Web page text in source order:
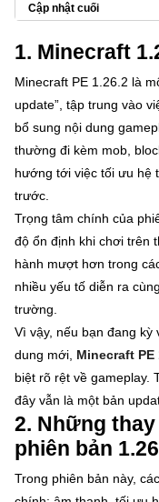
Cập nhật cuối
1. Minecraft
Minecraft PE 1.26.2 là
update”, tập trung vào
bổ sung nội dung
thường đi kèm mob,
hướng tới việc tối ưu hệ
trước.
Trọng tâm chính của
độ ổn định khi chơi trên
hành mượt hơn trong
nhiều yếu tố diễn ra
trường.
Vì vậy, nếu bạn đang
dung mới, Minecraft PE
biệt rõ rệt về gameplay.
đây vẫn là một bản
2. Những
phiên bản
Trong phiên bản này,